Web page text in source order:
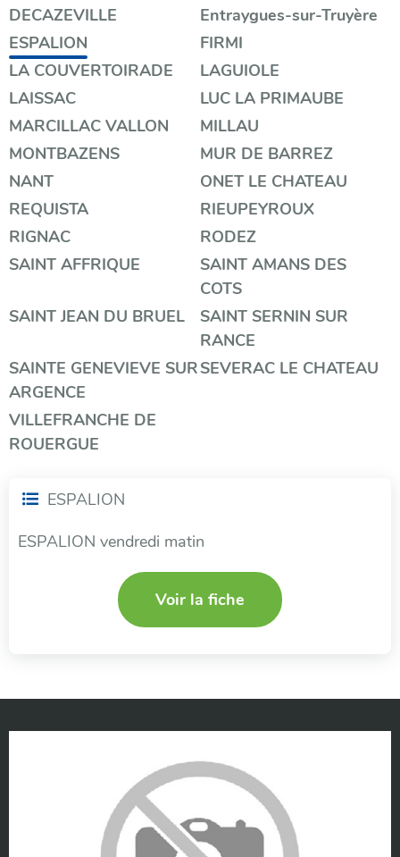
DECAZEVILLE
Entraygues-sur-Truyère
ESPALION
FIRMI
LA COUVERTOIRADE
LAGUIOLE
LAISSAC
LUC LA PRIMAUBE
MARCILLAC VALLON
MILLAU
MONTBAZENS
MUR DE BARREZ
NANT
ONET LE CHATEAU
REQUISTA
RIEUPEYROUX
RIGNAC
RODEZ
SAINT AFFRIQUE
SAINT AMANS DES
COTS
SAINT JEAN DU BRUEL
SAINT SERNIN SUR
RANCE
SAINTE GENEVIEVE SUR
ARGENCE
SEVERAC LE CHATEAU
VILLEFRANCHE DE
ROUERGUE
ESPALION
ESPALION vendredi matin
Voir la fiche